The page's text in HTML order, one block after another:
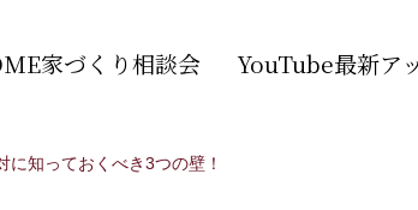
家づくり相談会 YouTube最新ア
に知っておくべき3つの壁！